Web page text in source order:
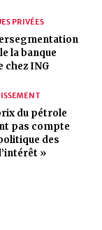
PRIVÉES
la banque
chez ING
du pétrole
pas compte
des
»